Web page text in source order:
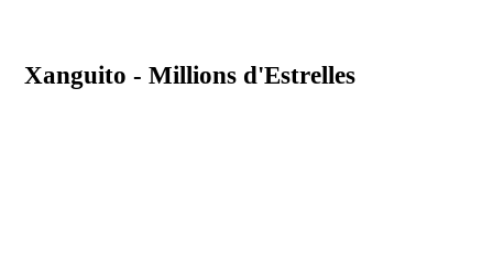
Xanguito - Millions d'Estrelles